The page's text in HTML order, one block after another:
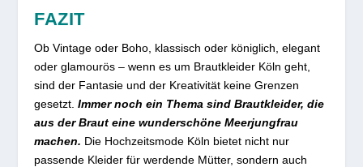
FAZIT
Ob Vintage oder Boho, klassisch oder königlich, elegant
oder glamourös – wenn es um Brautkleider Köln geht,
sind der Fantasie und der Kreativität keine Grenzen
gesetzt.Immer noch ein Thema sind Brautkleider, die
aus der Braut eine wunderschöne Meerjungfrau
machen. Die Hochzeitsmode Köln bietet nicht nur
passende Kleider für werdende Mütter, sondern auch